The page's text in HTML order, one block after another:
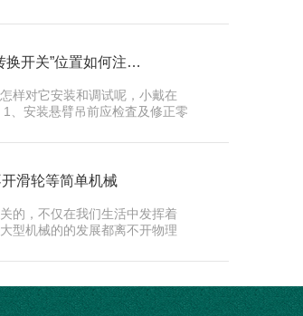
换开关”位置如何注…
样对它安装和调试呢，小戴在
、安装悬臂吊前应检査及修正零
滑轮等简单机械
的，不仅在我们生活中发挥着
型机械的的发展都离不开物理